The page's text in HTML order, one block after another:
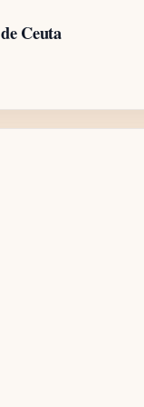
Ceuta